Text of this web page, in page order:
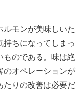
ルモンが美味しいた
持ちになってしまっ
ものである。味は絶
のオペレーションが
たりの改善は必要だ